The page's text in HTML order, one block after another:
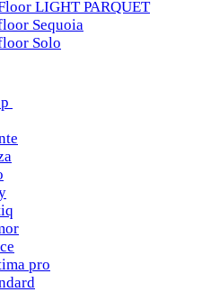
LIGHT PARQUET
Sequoia
Solo
pro